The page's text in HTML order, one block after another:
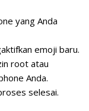
yang Anda
emoji baru.
root atau
Anda.
selesai.